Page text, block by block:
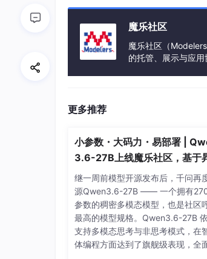
魔乐社区
魔乐社区（
的托管、展示与应
更多推荐
小参数・大码力・易部署 |
3.6-27B上线魔乐社区，基于
的部署教程来了
继一周前模型开源发布后，千问再
源Qwen3.6-27B —— 一个拥有
参数的稠密多模态模型，也是社区
最高的模型规格。Qwen3.6-27B
支持多模态思考与非思考模式，在
体编程方面达到了旗舰级表现，全